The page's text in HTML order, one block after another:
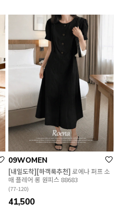
09WOMEN
[내일도착][하객룩추천] 로에나 퍼프 소
매 플레어 롱 원피스 88683
(77-120)
41,500